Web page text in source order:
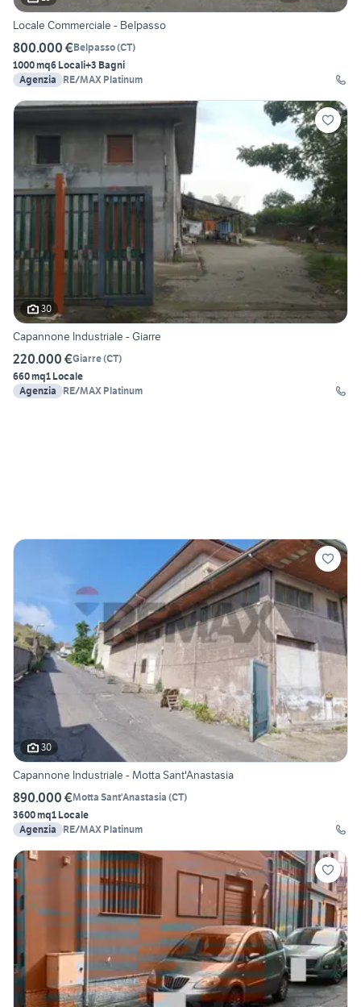
Locale Commerciale - Belpasso
800.000 €Belpasso(CT)
1000 mq6 Locali+3 Bagni
Agenzia
RE/MAX Platinum
30
Capannone Industriale - Giarre
220.000 €Giarre(CT)
660 mq1 Locale
Agenzia
RE/MAX Platinum
30
Capannone Industriale - Motta Sant'Anastasia
890.000 €Motta Sant'Anastasia (CT)
3600 mq1 Locale
Agenzia
RE/MAX Platinum